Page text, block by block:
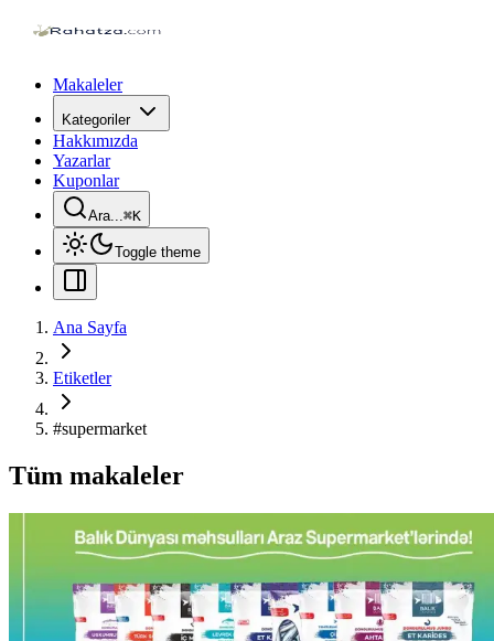
Makaleler
Kategoriler
Hakkımızda
Yazarlar
Kuponlar
Ara...⌘K
Toggle theme
Ana Sayfa
Etiketler
#supermarket
Tüm makaleler